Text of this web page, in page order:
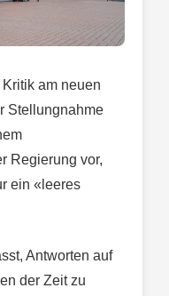
am neuen
Stellungnahme
Regierung vor,
ein «leeres
Antworten auf
der Zeit zu